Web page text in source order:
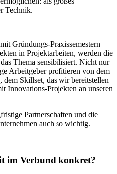
Technik.
Gründungs-Praxissemestern
in Projektarbeiten, werden die
Thema sensibilisiert. Nicht nur
Arbeitgeber profitieren von dem
Skillset, das wir bereitstellen
Innovations-Projekten an unseren
Partnerschaften und die
auch so wichtig.
im Verbund konkret?